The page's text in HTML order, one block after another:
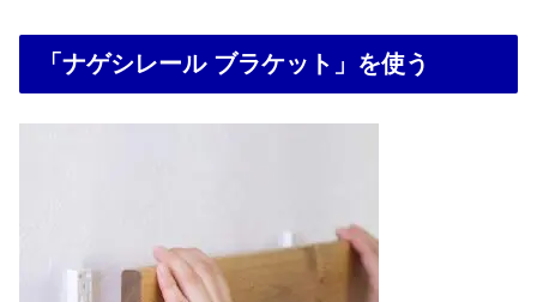
「ナゲシレール ブラケット」を使う